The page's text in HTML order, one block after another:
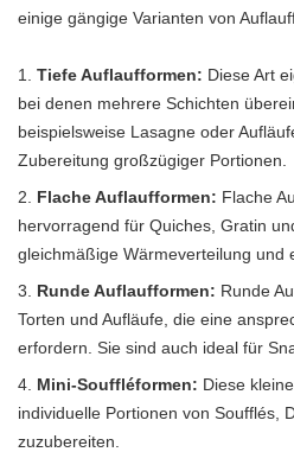
einige gängige Varianten von
Tiefe Auflaufformen: Diese Art
bei denen mehrere Schichten
beispielsweise Lasagne oder
Zubereitung großzügiger Portionen.
Flache Auflaufformen: Flache
hervorragend für Quiches, Gratin
gleichmäßige Wärmeverteilung und
Runde Auflaufformen: Runde
Torten und Aufläufe, die eine
erfordern. Sie sind auch ideal für
Mini-Souffléformen: Diese
individuelle Portionen von Soufflés,
zuzubereiten.